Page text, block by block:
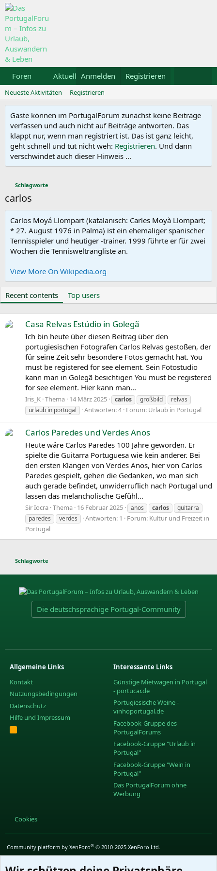
Foren Aktuelles Galerie Kalender
Anmelden Registrieren
Neueste Aktivitäten Registrieren
Gäste können im PortugalForum zunächst keine Beiträge
verfassen und auch nicht auf Beiträge antworten. Das
klappt nur, wenn man registriert ist. Das ist ganz leicht,
geht schnell und tut nicht weh: Registrieren. Und dann
verschwindet auch dieser Hinweis ...
Schlagworte
carlos
Carlos Moyá Llompart (katalanisch: Carles Moyà Llompart;
* 27. August 1976 in Palma) ist ein ehemaliger spanischer
Tennisspieler und heutiger -trainer. 1999 führte er für zwei
Wochen die Tennisweltrangliste an.
View More On Wikipedia.org
Recent contents Top users
Casa Relvas Estúdio in Golegã
Ich bin heute über diesen Beitrag über den
portugiesischen Fotografen Carlos Relvas gestoßen, der
für seine Zeit sehr besondere Fotos gemacht hat. You
must be registered for see element. Sein Fotostudio
kann man in Golegã besichtigen You must be registered
for see element. Hier kann man...
Iris_K Thema 14 März 2025 carlos großbild
relvas
urlaub in portugal
Antworten: 4 Forum: Urlaub in Portugal
Carlos Paredes und Verdes Anos
Heute wäre Carlos Paredes 100 Jahre geworden. Er
spielte die Guitarra Portuguesa wie kein anderer. Bei
den ersten Klängen von Verdes Anos, hier von Carlos
Paredes gespielt, gehen die Gedanken, wo man sich
auch gerade befindet, unwiderruflich nach Portugal und
lassen das melancholische Gefühl...
Sir Iocra Thema 16 Februar 2025 anos carlos
guitarra
paredes
verdes Antworten: 1 Forum: Kultur und Freizeit in
Portugal
Schlagworte
Die deutschsprachige Portugal-Community
Allgemeine Links
Kontakt
Nutzungsbedingungen
Datenschutz
Hilfe und Impressum
R
S
Interessante Links
Günstige Mietwagen in Portugal
- portucar.de
Portugiesische Weine -
vinhoportugal.de
Facebook-Gruppe des
PortugalForums
Facebook-Gruppe "Urlaub in
Portugal"
Facebook-Gruppe "Wein in
Portugal"
Das PortugalForum ohne
Werbung
Cookies
Community platform by XenForo® © 2010-2025 XenForo Ltd.